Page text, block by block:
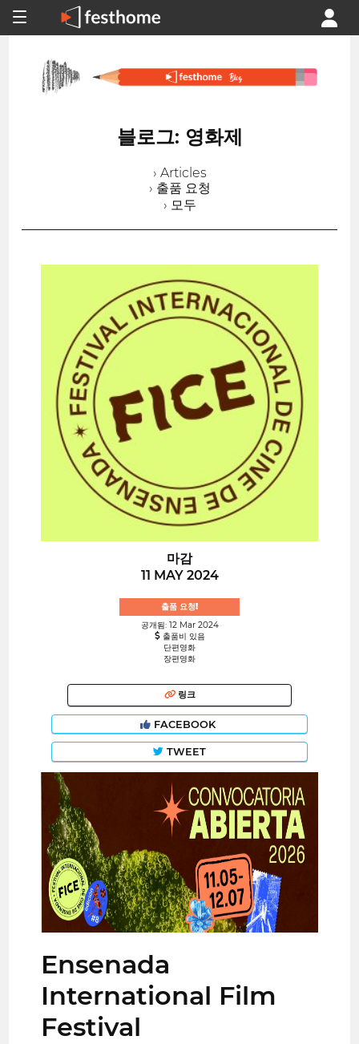
블로그: 영화제
› Articles
› 출품 요청
› 모두
마감
11 MAY 2024
출품 요청!
공개됨: 12 Mar 2024
출품비 있음
단편영화
장편영화
링크
FACEBOOK
TWEET
Ensenada
International Film
Festival